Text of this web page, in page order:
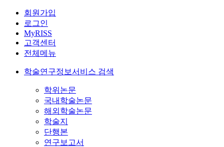
회원가입
로그인
MyRISS
고객센터
전체메뉴
학술연구정보서비스 검색
학위논문
국내학술논문
해외학술논문
학술지
단행본
연구보고서